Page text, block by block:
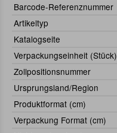
Barcode-Referenznummer
Artikeltyp
Katalogseite
Verpackungseinheit (Stück)
Zollpositionsnummer
Ursprungsland/Region
Produktformat (cm)
Verpackung Format (cm)